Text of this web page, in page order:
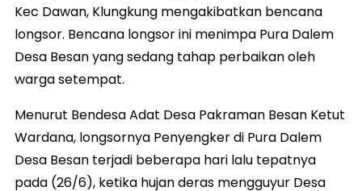
Kec Dawan, Klungkung mengakibatkan bencana
longsor. Bencana longsor ini menimpa Pura Dalem
Desa Besan yang sedang tahap perbaikan oleh
warga setempat.
Menurut Bendesa Adat Desa Pakraman Besan Ketut
Wardana, longsornya Penyengker di Pura Dalem
Desa Besan terjadi beberapa hari lalu tepatnya
pada (26/6), ketika hujan deras mengguyur Desa